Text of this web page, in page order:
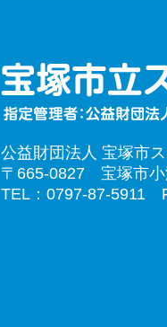
公益財団法人 宝塚市
〒665-0827 宝塚市小
TEL：0797-87-5911